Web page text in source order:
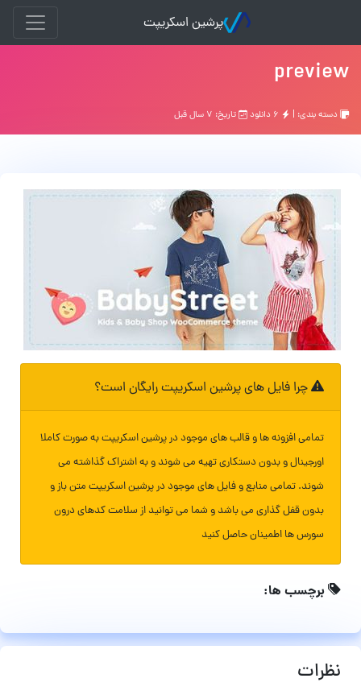
پرشین اسکریپت
preview
دسته بندی: | تاریخ: ۷ سال قبل
چرا فایل های پرشین اسکریپت رایگان است؟
تمامی افزونه ها و قالب های موجود در پرشین اسکریپت به صورت کاملا
اورجینال و بدون دستکاری تهیه می شوند و به اشتراک گذاشته می
شوند. تمامی منابع و فایل های موجود در پرشین اسکریپت متن باز و
بدون قفل گذاری می باشد و شما می توانید از سلامت کدهای درون
سورس ها اطمینان حاصل کنید
برچسب ها:
نظرات